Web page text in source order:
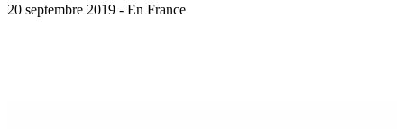
20 septembre 2019 - En France